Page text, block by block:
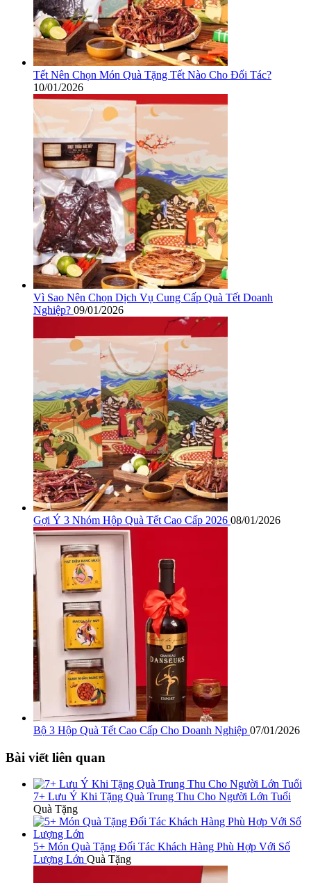
Tết Nên Chọn Món Quà Tặng Tết Nào Cho Đối Tác?
10/01/2026
Vì Sao Nên Chọn Dịch Vụ Cung Cấp Quà Tết Doanh
Nghiệp? 09/01/2026
Gợi Ý 3 Nhóm Hộp Quà Tết Cao Cấp 2026 08/01/2026
Bộ 3 Hộp Quà Tết Cao Cấp Cho Doanh Nghiệp 07/01/2026
Bài viết liên quan
7+ Lưu Ý Khi Tặng Quà Trung Thu Cho Người Lớn Tuổi
Quà Tặng
5+ Món Quà Tặng Đối Tác Khách Hàng Phù Hợp Với Số
Lượng Lớn Quà Tặng